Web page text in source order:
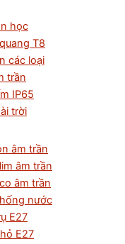
học
T8
các loại
trần
IP65
trời
âm trần
âm trần
âm trần
nước
E27
E27